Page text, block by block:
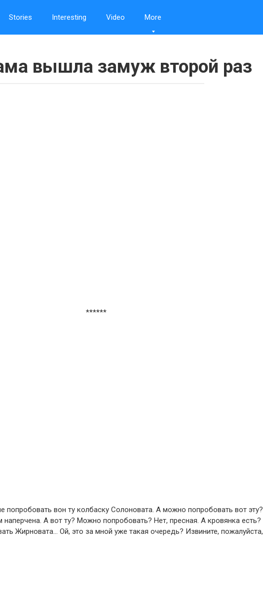
Stories Interesting Video More
вышла замуж второй раз
******
попробовать вон ту колбаску Солоновата. А можно попробовать вот эту?
наперчена. А вот ту? Можно попробовать? Нет, пресная. А кровянка есть?
Жирновата… Ой, это за мной уже такая очередь? Извините, пожалуйста,